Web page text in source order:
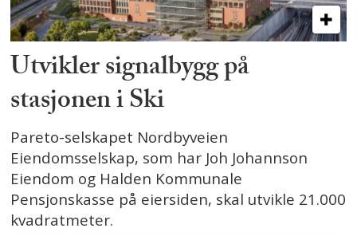
Utvikler signalbygg på
stasjonen i Ski
Pareto-selskapet Nordbyveien
Eiendomsselskap, som har Joh Johannson
Eiendom og Halden Kommunale
Pensjonskasse på eiersiden, skal utvikle 21.000
kvadratmeter.